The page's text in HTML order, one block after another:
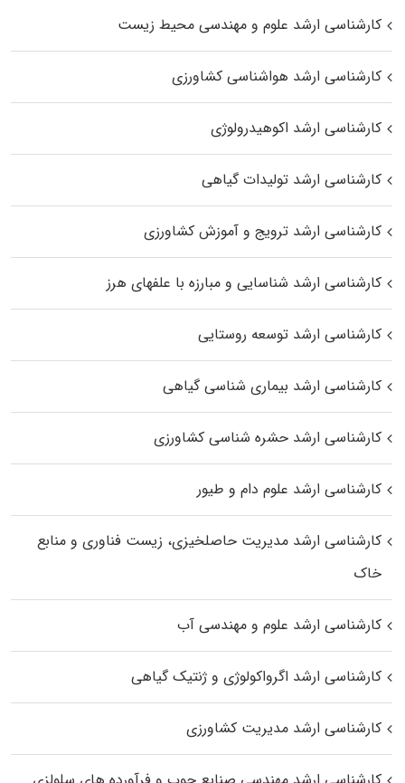
کارشناسی ارشد علوم و مهندسی محیط زیست
کارشناسی ارشد هواشناسی کشاورزی
کارشناسی ارشد اکوهیدرولوژی
کارشناسی ارشد تولیدات گیاهی
کارشناسی ارشد ترویج و آموزش کشاورزی
کارشناسی ارشد شناسایی و مبارزه با علفهای هرز
کارشناسی ارشد توسعه روستایی
کارشناسی ارشد بیماری‌ شناسی گیاهی
کارشناسی ارشد حشره‌ شناسی کشاورزی
کارشناسی ارشد علوم دام و طیور
کارشناسی ارشد مدیریت حاصلخیزی، زیست فناوری و منابع
خاک
کارشناسی ارشد علوم و مهندسی آب
کارشناسی ارشد اگرواکولوژی و ژنتیک گیاهی
کارشناسی ارشد مدیریت کشاورزی